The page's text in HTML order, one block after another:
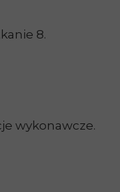
wykonawcze.
8.